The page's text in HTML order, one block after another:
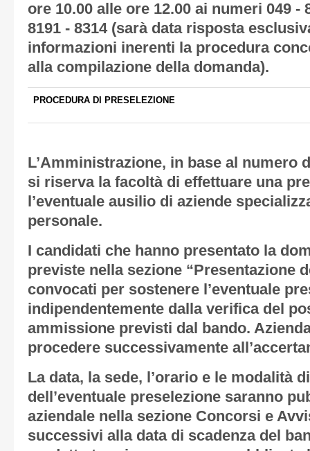
ore 10.00 alle ore 12.00 ai numeri 049 -
8191 - 8314 (sarà data risposta
informazioni inerenti la procedura
alla compilazione della domanda).
PROCEDURA DI PRESELEZIONE
L’Amministrazione, in base al numero
si riserva la facoltà di effettuare una
l’eventuale ausilio di aziende
personale.
I candidati che hanno presentato la
previste nella sezione “Presentazione
convocati per sostenere l’eventuale
indipendentemente dalla verifica del
ammissione previsti dal bando.
procedere successivamente
La data, la sede, l’orario e le modalità
dell’eventuale preselezione saranno
aziendale nella sezione Concorsi e
successivi alla data di scadenza del